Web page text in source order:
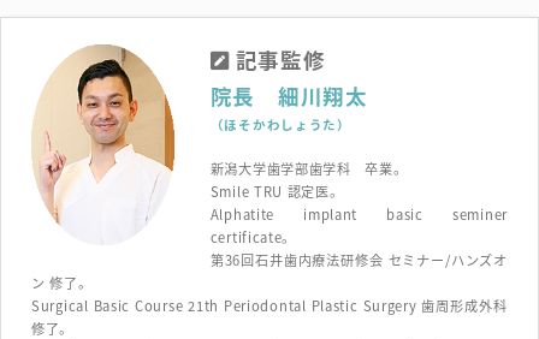
記事監修
院長 細川翔太
（ほそかわしょうた）
新潟大学歯学部歯学科 卒業。
Smile TRU 認定医。
Alphatite implant basic seminer
certificate。
第36回石井歯内療法研修会 セミナー/ハンズオ
ン 修了。
Surgical Basic Course 21th Periodontal Plastic Surgery 歯周形成外科
修了。